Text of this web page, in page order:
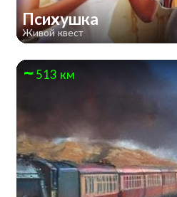
Психушка
Живой квест
513 км